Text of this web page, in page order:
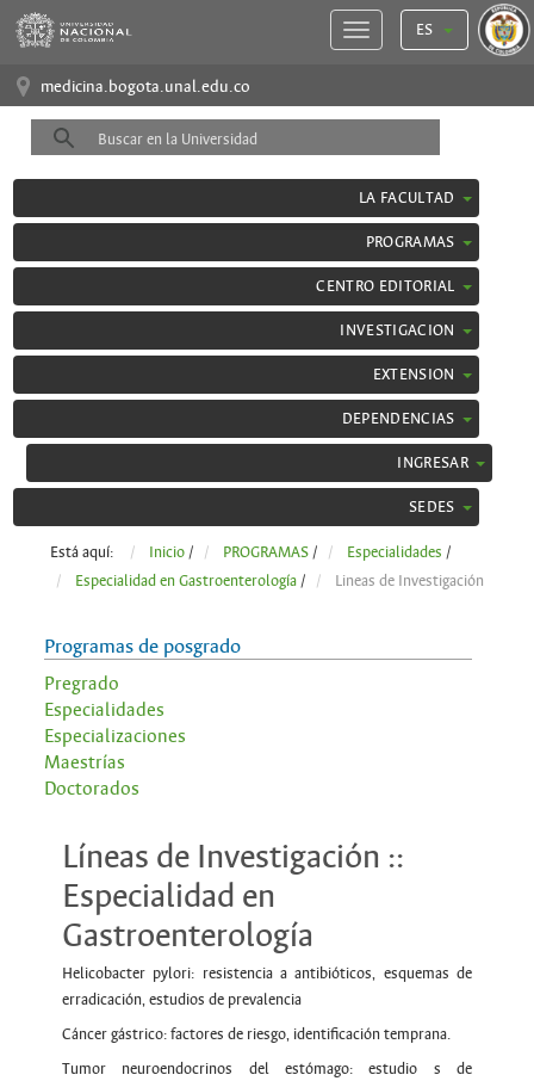
ES
medicina.bogota.unal.edu.co
LA FACULTAD
PROGRAMAS
CENTRO EDITORIAL
INVESTIGACION
EXTENSION
DEPENDENCIAS
INGRESAR
SEDES
Está aquí: Inicio / PROGRAMAS / Especialidades /
Especialidad en Gastroenterología / Lineas de Investigación
Programas de posgrado
Pregrado
Especialidades
Especializaciones
Maestrías
Doctorados
Líneas de Investigación ::
Especialidad en
Gastroenterología
Helicobacter pylori: resistencia a antibióticos, esquemas de
erradicación, estudios de prevalencia
Cáncer gástrico: factores de riesgo, identificación temprana.
Tumor neuroendocrinos del estómago: estudio s de